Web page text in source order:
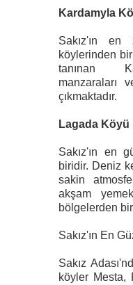
Kardamyla
Sakız'ın
köylerinden
tanınan
manzaraları
çıkmaktadır.
Lagada Köyü
Sakız'ın en
biridir. Deniz
sakin
akşam
bölgelerden
Sakız'ın En
Sakız
köyler Mesta,